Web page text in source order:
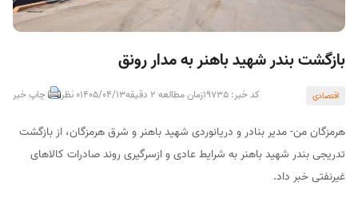
بازگشت بندر شهید باهنر به مدار رونق
اقتصادی کد خبر: 19735 زمان مطالعه 2 دقیقه 1405/04/130 نظر چاپ خبر
هرمزگان من- مدیر بنادر و دریانوردی شهید باهنر و شرق هرمزگان، از بازگشت
تدریجی بندر شهید باهنر به شرایط عادی و ازسرگیری روند صادرات کالاهای
غیرنفتی خبر داد.